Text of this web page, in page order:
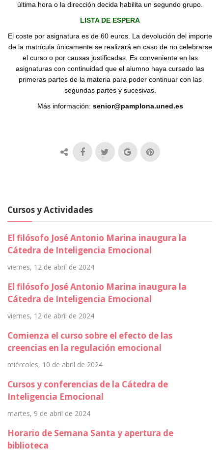
última hora o la dirección decida habilita un segundo grupo.
LISTA DE ESPERA
El coste por asignatura es de 60 euros. La devolución del importe
de la matrícula únicamente se realizará en caso de no celebrarse
el curso o por causas justificadas. Es conveniente en las
asignaturas con continuidad que el alumno haya cursado las
primeras partes de la materia para poder continuar con las
segundas partes y sucesivas.
Más información: senior@pamplona.uned.es
Cursos y Actividades
El filósofo José Antonio Marina inaugura la
Cátedra de Inteligencia Emocional
viernes, 12 de abril de 2024
El filósofo José Antonio Marina inaugura la
Cátedra de Inteligencia Emocional
viernes, 12 de abril de 2024
Comienza el curso sobre el efecto de las
creencias en la regulación emocional
miércoles, 10 de abril de 2024
Cursos y conferencias de la Cátedra de
Inteligencia Emocional
martes, 9 de abril de 2024
Horario de Semana Santa y apertura de
biblioteca